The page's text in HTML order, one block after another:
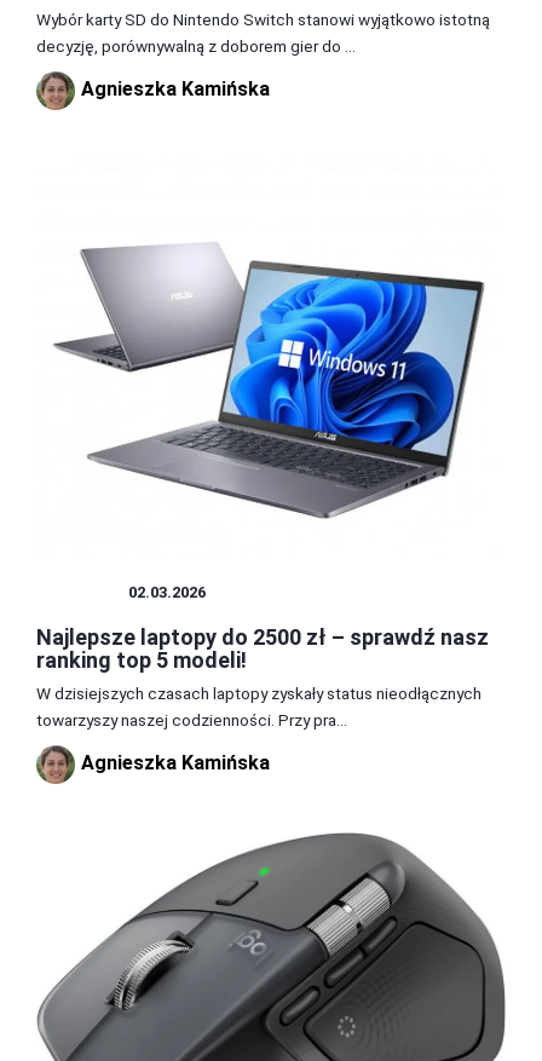
Wybór karty SD do Nintendo Switch stanowi wyjątkowo istotną
decyzję, porównywalną z doborem gier do ...
Agnieszka Kamińska
02.03.2026
Najlepsze laptopy do 2500 zł – sprawdź nasz
ranking top 5 modeli!
W dzisiejszych czasach laptopy zyskały status nieodłącznych
towarzyszy naszej codzienności. Przy pra...
Agnieszka Kamińska